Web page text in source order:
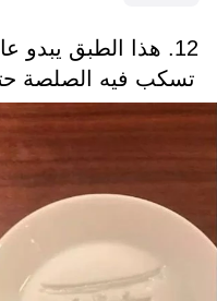
12. هذا الطبق يبدو
تسكب فيه الصلصة